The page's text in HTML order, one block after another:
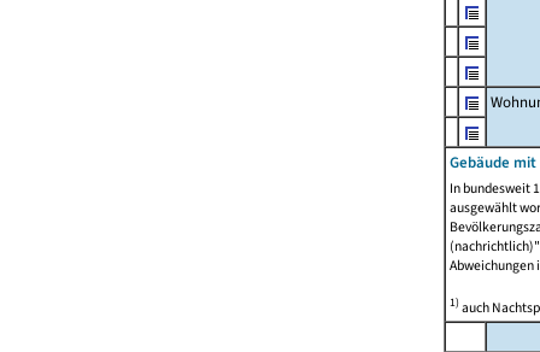
Gebäude
In bundesweit
ausgewählt
Abweichungen
1)auch